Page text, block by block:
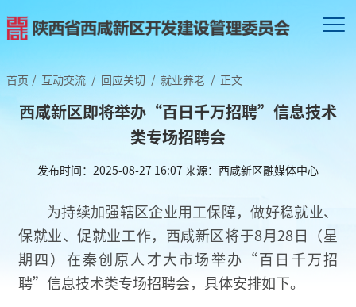
首页 / 互动交流 / 回应关切 / 就业养老 / 正文
西咸新区即将举办“百日千万招聘”信息技术
类专场招聘会
发布时间：2025-08-27 16:07 来源：西咸新区融媒体中心
为持续加强辖区企业用工保障，做好稳就业、
保就业、促就业工作，西咸新区将于8月28日（星
期四）在秦创原人才大市场举办“百日千万招
聘”信息技术类专场招聘会，具体安排如下。